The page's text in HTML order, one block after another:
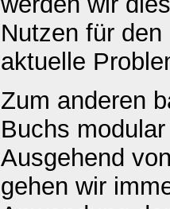
Nutzen für
aktuelle
Zum anderen
Buchs
Ausgehend
gehen wir